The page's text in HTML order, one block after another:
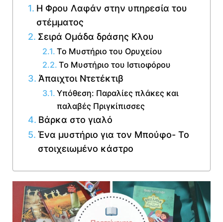
Η Φρου Λαφάν στην υπηρεσία του
στέμματος
Σειρά Ομάδα δράσης Κλου
Το Μυστήριο του Ορυχείου
Το Μυστήριο του Ιστιοφόρου
Άπαιχτοι Ντετέκτιβ
Υπόθεση: Παραλίες πλάκες και
παλαβές Πριγκίπισσες
Βάρκα στο γιαλό
Ένα μυστήριο για τον Μπούφο- Το
στοιχειωμένο κάστρο